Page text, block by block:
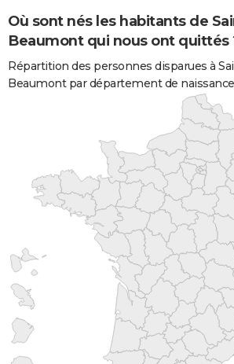
Où sont nés les habitants de
Beaumont qui nous ont quittés
Répartition des personnes disparues à
Beaumont par département de